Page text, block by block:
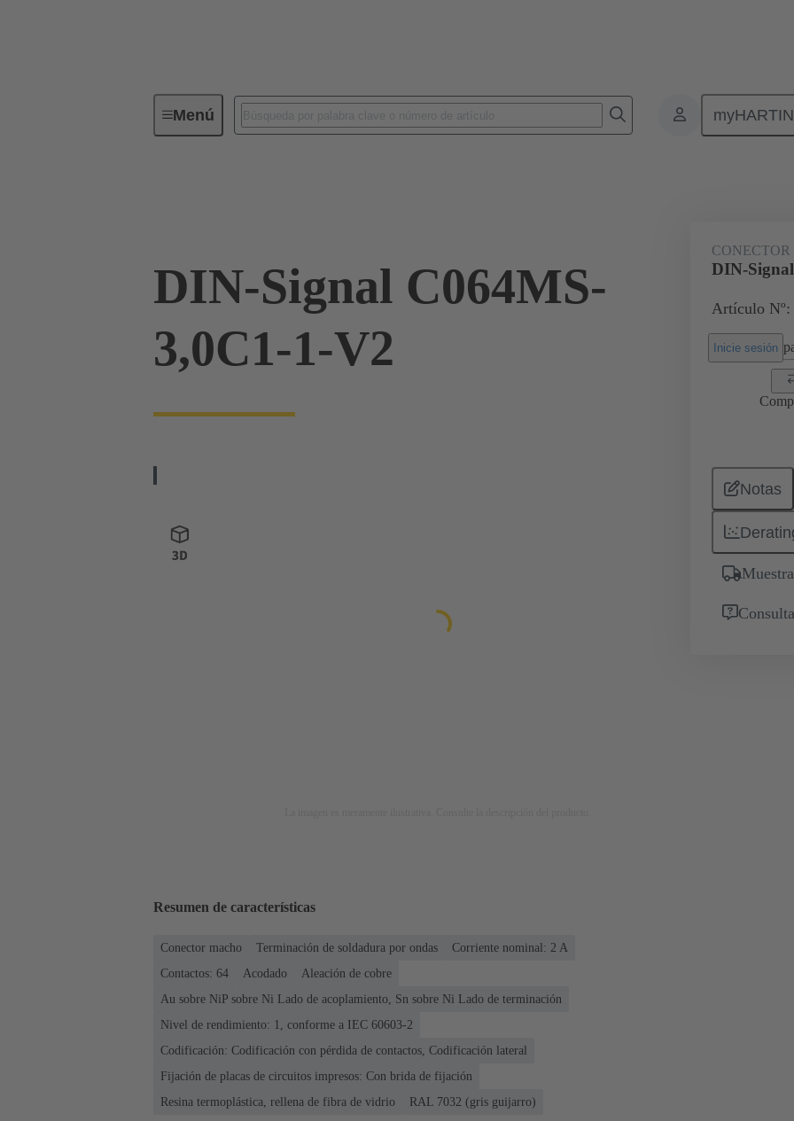
MenúConectividad de dispositivos Conectores de placa a placa de
DIN-Signal C064MS-
3,0C1-1-V2
DIN-
Artículo Nº:
Inicie sesión
Notas
Resumen de características
Conector macho Terminación de soldadura por ondas
Corriente nominal: ‌2 A
Contactos: 64
Acodado
Aleación de cobre
Au sobre NiP sobre Ni Lado de acoplamiento, Sn sobre Ni Lado de terminación
Nivel de rendimiento: 1, conforme a IEC 60603-2
Codificación: Codificación con pérdida de contactos, Codificación lateral
Fijación de placas de circuitos impresos: Con brida de fijación
Resina termoplástica, rellena de fibra de vidrio
RAL 7032 (gris guijarro)